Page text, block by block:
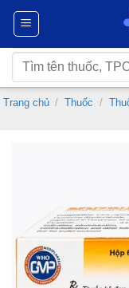
Chuyển
nội
dung
Tìm
kiếm:
Trang chủ / Thuốc /